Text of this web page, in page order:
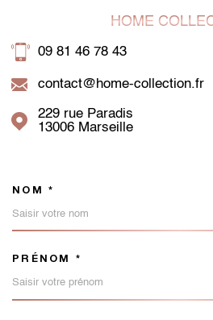
HOME
09 81 46 78 43
contact@home-collection.fr
229 rue Paradis
13006
Marseille
NOM *
PRÉNOM *